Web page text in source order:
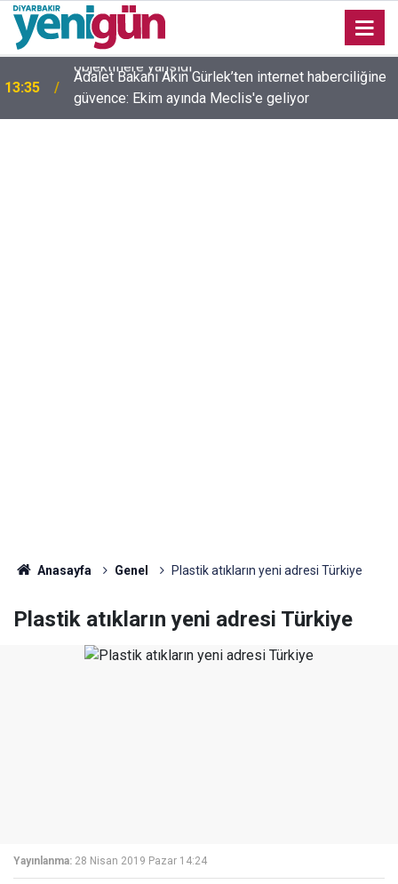
13:35
Adalet Bakanı Akın Gürlek’ten internet haberciliğine
güvence: Ekim ayında Meclis'e geliyor
Anasayfa Genel Plastik atıkların yeni adresi Türkiye
Plastik atıkların yeni adresi Türkiye
Yayınlanma: 28 Nisan 2019 Pazar 14:24